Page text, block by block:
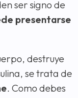
ser signo de
presentarse
destruye
se trata de
. Como debes